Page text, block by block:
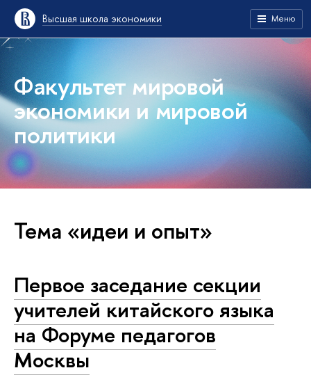
Высшая школа экономики Меню
Факультет мировой
экономики и мировой
политики
Тема «идеи и опыт»
Первое заседание секции
учителей китайского языка
на Форуме педагогов
Москвы